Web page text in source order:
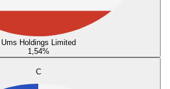
Ums Holdings Limited
1,54%
C